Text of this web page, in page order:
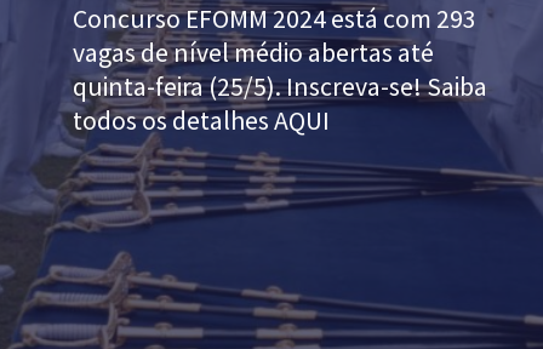
Concurso EFOMM 2024 está com 293
vagas de nível médio abertas até
quinta-feira (25/5). Inscreva-se! Saiba
todos os detalhes AQUI